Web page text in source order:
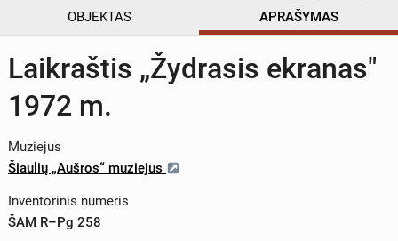
OBJEKTAS APRAŠYMAS
Laikraštis „Žydrasis ekranas"
1972 m.
Muziejus
Šiaulių „Aušros“ muziejus
Inventorinis numeris
ŠAM R–Pg 258